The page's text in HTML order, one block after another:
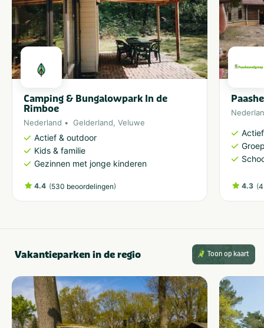
Camping & Bungalowpark In de
Rimboe
Nederland Gelderland, Veluwe
Actief & outdoor
Kids & familie
Gezinnen met jonge kinderen
4.4 (530 beoordelingen) 4.3 (
Vakantieparken in de regio Toon op kaart